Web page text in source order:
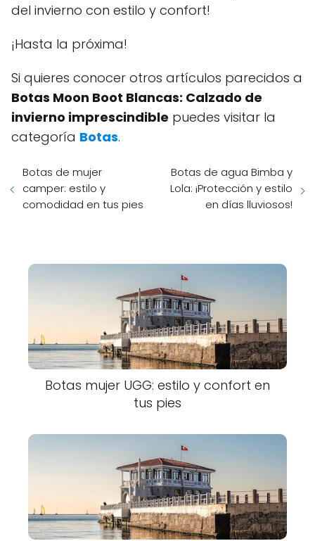
del invierno con estilo y confort!
¡Hasta la próxima!
Si quieres conocer otros artículos parecidos a
Botas Moon Boot Blancas: Calzado de
invierno imprescindible puedes visitar la
categoría Botas.
Botas de mujer
camper: estilo y
comodidad en tus pies
Botas de agua Bimba y
Lola: ¡Protección y estilo
en días lluviosos!
Botas mujer UGG: estilo y confort en
tus pies